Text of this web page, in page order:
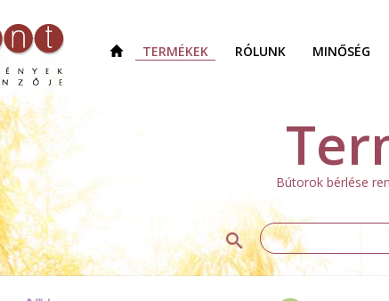
TERMÉKEK RÓLUNK MINŐSÉG
Bútorok bérlése